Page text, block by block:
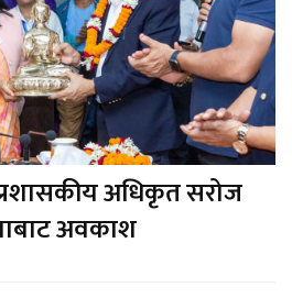
अधिकृत सरोज
अवकाश